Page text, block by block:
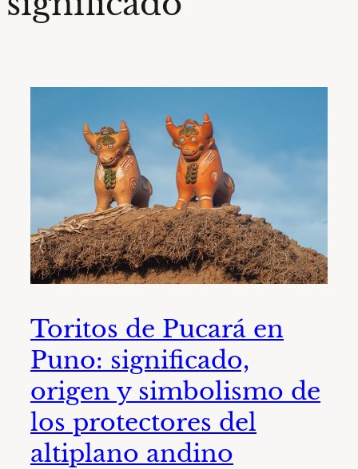
Toritos de Pucará en
Puno: significado,
origen y simbolismo de
los protectores del
altiplano andino